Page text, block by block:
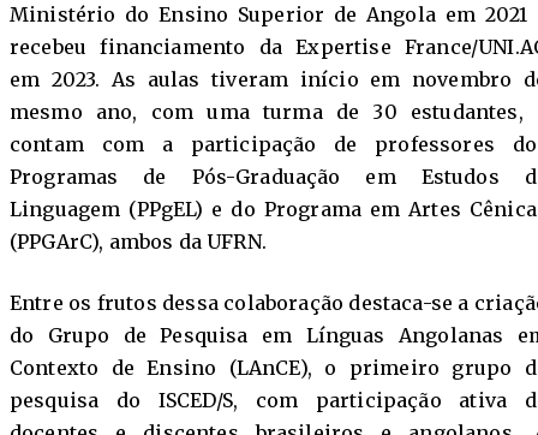
Ministério do Ensino Superior de Angola em 2021
recebeu financiamento da Expertise France/
em 2023. As aulas tiveram início em novembro
mesmo ano, com uma turma de 30 estudantes,
contam com a participação de professores
Programas de Pós-Graduação em Estudos
Linguagem (PPgEL) e do Programa em Artes
(PPGArC), ambos da UFRN.
Entre os frutos dessa colaboração destaca-se a
do Grupo de Pesquisa em Línguas Angolanas
Contexto de Ensino (LAnCE), o primeiro grupo
pesquisa do ISCED/S, com participação ativa